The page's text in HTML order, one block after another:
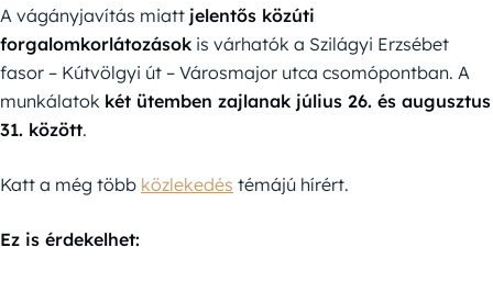
A vágányjavítás miatt jelentős közúti
forgalomkorlátozások is várhatók a Szilágyi Erzsébet
fasor – Kútvölgyi út – Városmajor utca csomópontban. A
munkálatok két ütemben zajlanak július 26. és augusztus
31. között.
Katt a még több közlekedés témájú hírért.
Ez is érdekelhet: